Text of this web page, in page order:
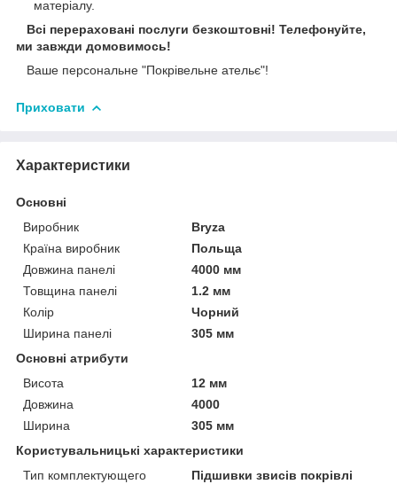
матеріалу.
Всі перераховані послуги безкоштовні! Телефонуйте,
ми завжди домовимось!
Ваше персональне "Покрівельне ательє"!
Приховати
Характеристики
Основні
Виробник
Bryza
Країна виробник
Польща
Довжина панелі
4000 мм
Товщина панелі
1.2 мм
Колір
Чорний
Ширина панелі
305 мм
Основні атрибути
Висота
12 мм
Довжина
4000
Ширина
305 мм
Користувальницькі характеристики
Тип комплектующего
Підшивки звисів покрівлі